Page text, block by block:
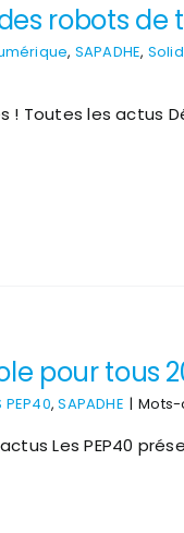
robots de
, SAPADHE,
! Toutes les actus
pour tous
PEP40,SAPADHE | Mots-
Les PEP40